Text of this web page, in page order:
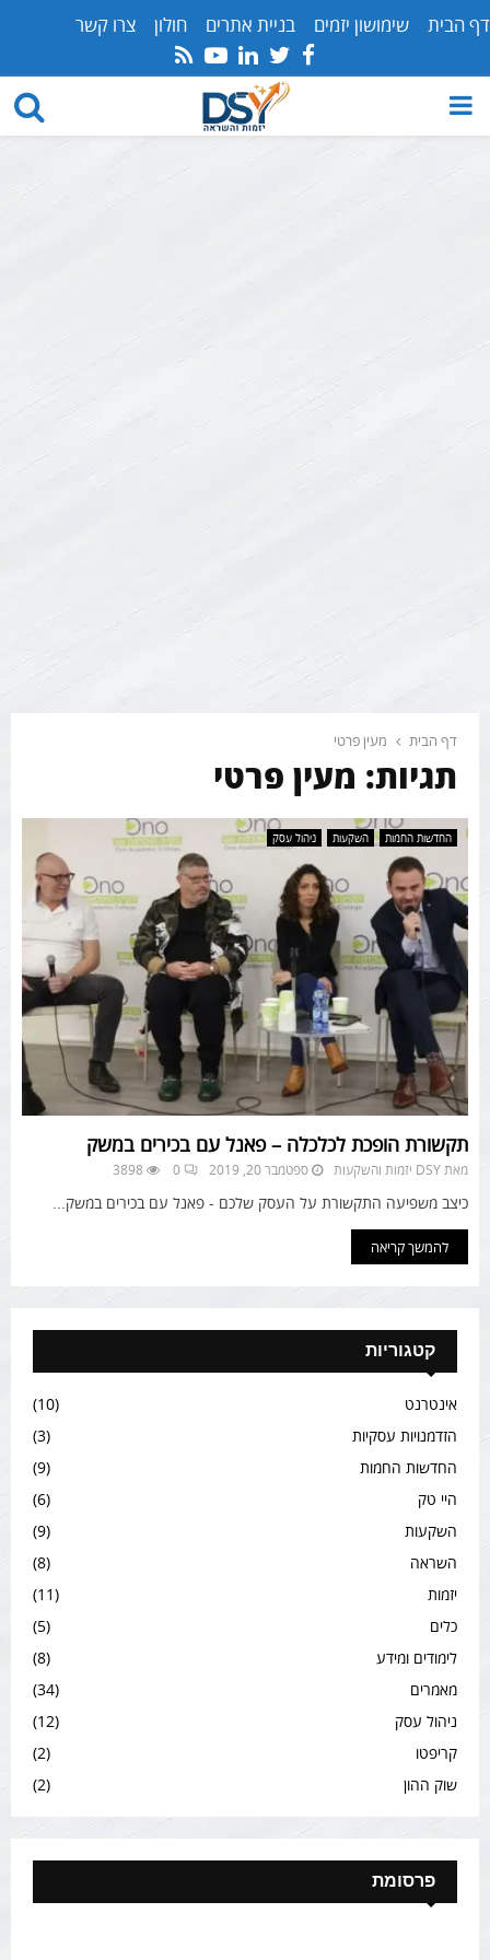
דף הבית שימושון יזמים בניית אתרים חולון צרו קשר
Facebook
Twitter
Linkedin
Youtube
Rss
PRIMARY
דף הבית מעין פרטי
תגיות: מעין פרטי
החדשות החמות השקעות ניהול עסק
תקשורת הופכת לכלכלה – פאנל עם בכירים במשק
מאתDSY יזמות והשקעות ספטמבר 20, 2019 0
3898
כיצב משפיעה התקשורת על העסק שלכם - פאנל עם בכירים במשק...
להמשך קריאה
קטגוריות
אינטרנט
(10)
הזדמנויות עסקיות
(3)
החדשות החמות
(9)
היי טק
(6)
השקעות
(9)
השראה
(8)
יזמות
(11)
כלים
(5)
לימודים ומידע
(8)
מאמרים
(34)
ניהול עסק
(12)
קריפטו
(2)
שוק ההון
(2)
פרסומת